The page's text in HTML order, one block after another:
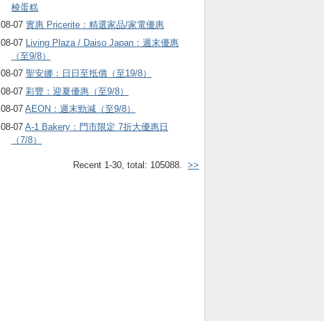
梭蛋糕
08-07 實惠 Pricerite：精選家品/家電優惠
08-07
Living Plaza / Daiso Japan：週末優惠
（至9/8）
08-07 聖安娜：日日至抵價（至19/8）
08-07 彩豐：迎夏優惠（至9/8）
08-07 AEON：週末勁減（至9/8）
08-07 A-1 Bakery：門市限定 7折大優惠日
（7/8）
Recent 1-30, total: 105088. >>